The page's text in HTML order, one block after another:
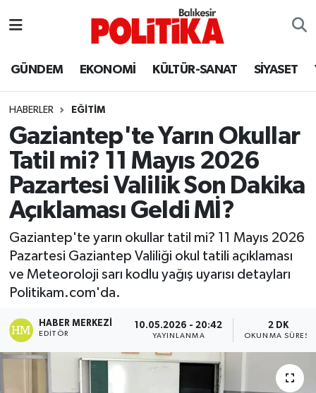
GÜNDEM EKONOMİ KÜLTÜR-SANAT SİYASET
HABERLER EĞİTİM
Gaziantep'te Yarın Okullar
Tatil mi? 11 Mayıs 2026
Pazartesi Valilik Son Dakika
Açıklaması Geldi Mİ?
Gaziantep'te yarın okullar tatil mi? 11 Mayıs 2026
Pazartesi Gaziantep Valiliği okul tatili açıklaması
ve Meteoroloji sarı kodlu yağış uyarısı detayları
Politikam.com'da.
HABER MERKEZI
EDITÖR
10.05.2026 - 20:42
YAYINLANMA
2 DK
OKUNMA SÜRESI
Ayvalık
Balya
Bandırma
Bigadiç
BİYOGRAFİLER
Burhaniye
Dursunbey
Balıkesir Hava Durumu
Balıkesir Namaz Vakitleri
Balıkesir Trafik Yoğunluk Haritası
Süper Lig Puan Durumu ve Fikstür
Tüm Manşetler
Son Dakika Haberleri